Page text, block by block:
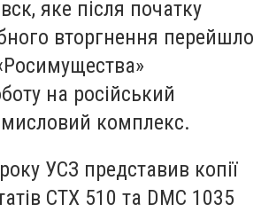
яке після початку
вторгнення перейшло
на російський
комплекс.
УСЗ представив копії
СТХ 510 та DMC 1035